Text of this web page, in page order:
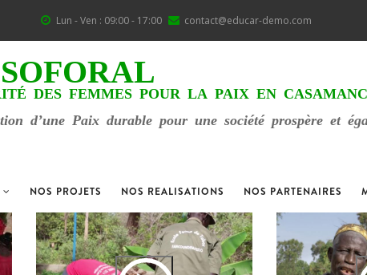
Lun - Ven : 09:00 - 17:00 contact@educar-demo.com
DES FEMMES POUR LA PAIX EN
d’une Paix durable pour une société prospère et
NOS PROJETS NOS REALISATIONS NOS PARTENAIRES